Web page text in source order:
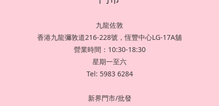
九龍佐敦
香港九龍彌敦道216-228號，恆豐中心LG-17A舖
營業時間：10:30-18:30
星期一至六
Tel: 5983 6284
新界門市/批發